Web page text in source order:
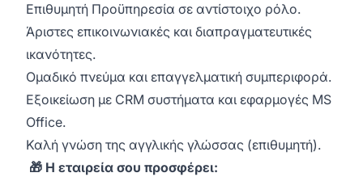
Επιθυμητή Προϋπηρεσία σε αντίστοιχο ρόλο.
Άριστες επικοινωνιακές και διαπραγματευτικές
ικανότητες.
Ομαδικό πνεύμα και επαγγελματική συμπεριφορά.
Εξοικείωση με CRM συστήματα και εφαρμογές MS
Office.
Καλή γνώση της αγγλικής γλώσσας (επιθυμητή).
🎁 Η εταιρεία σου προσφέρει: